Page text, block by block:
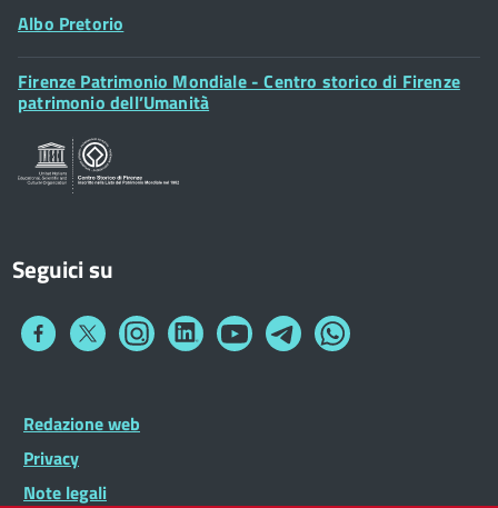
Posta Elettronica Certificata
Albo Pretorio
Footer
Widget
Firenze Patrimonio Mondiale - Centro storico di Firenze
patrimonio dell’Umanità
Seguici su
Collegamento
Collegamento
a
Collegamento
a
Collegamento
a
Collegamento
a
Collegamento
a
Collegamento
a
Footer
Widget
Footer
menu
Redazione web
Privacy
Note legali